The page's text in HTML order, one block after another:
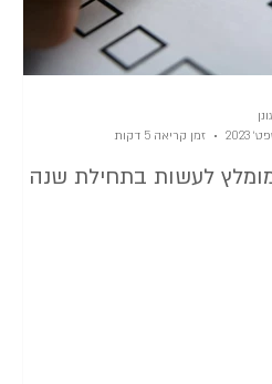
לעשות בתחילת שנה
זמן קריאה 5 דקות